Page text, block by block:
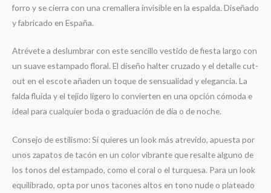
forro y se cierra con una cremallera invisible en la espalda. Diseñado
y fabricado en España.
Atrévete a deslumbrar con este sencillo vestido de fiesta largo con
un suave estampado floral. El diseño halter cruzado y el detalle cut-
out en el escote añaden un toque de sensualidad y elegancia. La
falda fluida y el tejido ligero lo convierten en una opción cómoda e
ideal para cualquierboda o graduación de día o de noche.
Consejo de estilismo: Si quieres un look más atrevido, apuesta por
unos zapatos de tacón en un color vibrante que resalte alguno de
los tonos del estampado, como el coral o el turquesa. Para un look
equilibrado, opta por unos tacones altos en tono nude o plateado